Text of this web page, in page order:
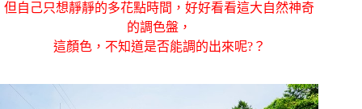
但自己只想靜靜的多花點時間，好好看看這大自然神奇
的調色盤，
這顏色，不知道是否能調的出來呢?？